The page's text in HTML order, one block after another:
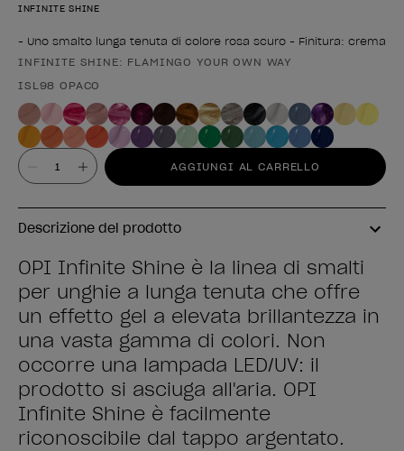
INFINITE SHINE
- Uno smalto lunga tenuta di colore rosa scuro - Finitura: crema
Forma del prodotto
INFINITE SHINE: FLAMINGO YOUR OWN WAY
ISL98 OPACO
Valore AGGIUNGI AL CARRELLO
Descrizione del prodotto
OPI Infinite Shine è la linea di smalti
per unghie a lunga tenuta che offre
un effetto gel a elevata brillantezza in
una vasta gamma di colori. Non
occorre una lampada LED/UV: il
prodotto si asciuga all'aria. OPI
Infinite Shine è facilmente
riconoscibile dal tappo argentato.